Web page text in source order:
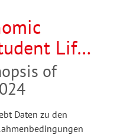
Life
of
Daten zu den